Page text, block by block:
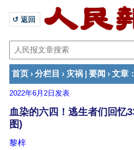
↺ 返回
首页 › 分栏目 › 灾祸 要闻 › 文章 ：
2022年6月2日 发表
血染的六四！逃生者们回忆
图)
黎梓